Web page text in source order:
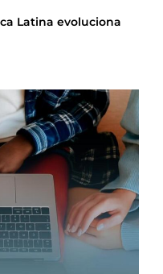
Latina evoluciona